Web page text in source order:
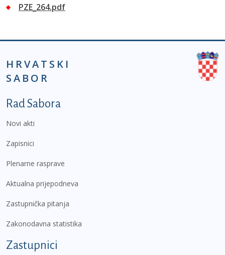
PZE_264.pdf
HRVATSKI
SABOR
Podnožje prvi izbornik
Rad Sabora
Novi akti
Zapisnici
Plenarne rasprave
Aktualna prijepodneva
Zastupnička pitanja
Zakonodavna statistika
Zastupnici